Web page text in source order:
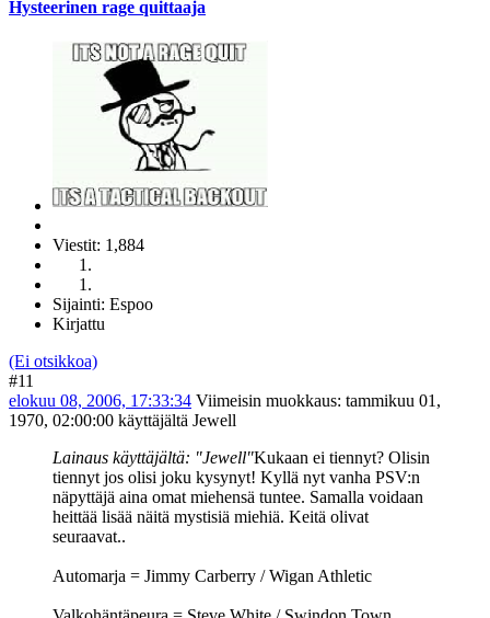
Hysteerinen rage quittaaja
Viestit: 1,884
Sijainti: Espoo
Kirjattu
(Ei otsikkoa)
#11
elokuu 08, 2006, 17:33:34 Viimeisin muokkaus: tammikuu 01,
1970, 02:00:00 käyttäjältä Jewell
Lainaus käyttäjältä: "Jewell"Kukaan ei tiennyt? Olisin
tiennyt jos olisi joku kysynyt! Kyllä nyt vanha PSV:n
näpyttäjä aina omat miehensä tuntee. Samalla voidaan
heittää lisää näitä mystisiä miehiä. Keitä olivat
seuraavat..
Automarja = Jimmy Carberry / Wigan Athletic